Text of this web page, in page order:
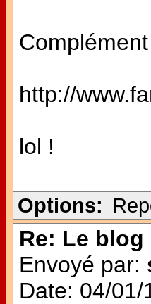
http://
lol !
Options:
Re: Le blog
Envoyé par:
Date: 04/01/